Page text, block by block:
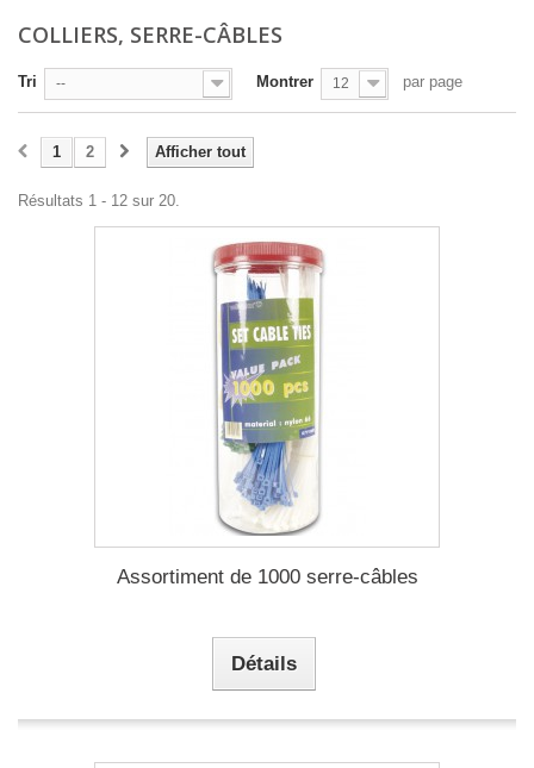
COLLIERS, SERRE-CÂBLES
Tri -- Montrer 12 par page
Afficher tout
1 2
Résultats 1 - 12 sur 20.
Assortiment de 1000 serre-câbles
Détails